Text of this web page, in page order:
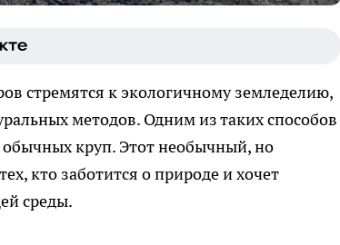
стремятся к экологичному земледелию,
методов. Одним из таких способов
обычных круп. Этот необычный, но
кто заботится о природе и хочет
среды.